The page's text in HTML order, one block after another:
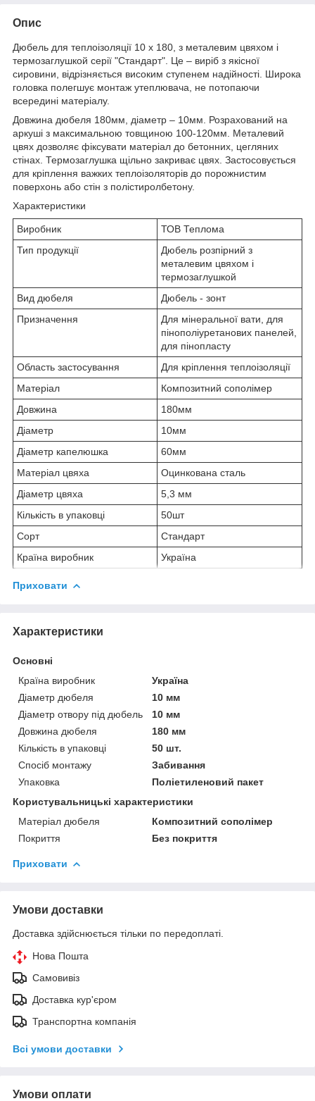
Опис
Дюбель для теплоізоляції 10 х 180, з металевим цвяхом і
термозаглушкой серії "Стандарт". Це – виріб з якісної
сировини, відрізняється високим ступенем надійності. Широка
головка полегшує монтаж утеплювача, не потопаючи
всередині матеріалу.
Довжина дюбеля 180мм, діаметр – 10мм. Розрахований на
аркуші з максимальною товщиною 100-120мм. Металевий
цвях дозволяє фіксувати матеріал до бетонних, цегляних
стінах. Термозаглушка щільно закриває цвях. Застосовується
для кріплення важких теплоізоляторів до порожнистим
поверхонь або стін з полістиролбетону.
Характеристики
Виробник
ТОВ Теплома
Тип продукції
Дюбель розпірний з
металевим цвяхом і
термозаглушкой
Вид дюбеля
Дюбель - зонт
Призначення
Для мінеральної вати, для
пінополіуретанових панелей,
для пінопласту
Область застосування
Для кріплення теплоізоляції
Матеріал
Композитний сополімер
Довжина
180мм
Діаметр
10мм
Діаметр капелюшка
60мм
Матеріал цвяха
Оцинкована сталь
Діаметр цвяха
5,3 мм
Кількість в упаковці
50шт
Сорт
Стандарт
Країна виробник
Україна
Приховати
Характеристики
Основні
Країна виробник
Україна
Діаметр дюбеля
10 мм
Діаметр отвору під дюбель
10 мм
Довжина дюбеля
180 мм
Кількість в упаковці
50 шт.
Спосіб монтажу
Забивання
Упаковка
Поліетиленовий пакет
Користувальницькі характеристики
Матеріал дюбеля
Композитний сополімер
Покриття
Без покриття
Приховати
Умови доставки
Доставка здійснюється тільки по передоплаті.
Нова Пошта
Самовивіз
Доставка кур'єром
Транспортна компанія
Всі умови доставки
Умови оплати